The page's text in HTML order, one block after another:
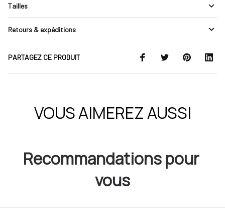
Tailles
Retours & expéditions
PARTAGEZ CE PRODUIT
VOUS AIMEREZ AUSSI
Recommandations pour
vous